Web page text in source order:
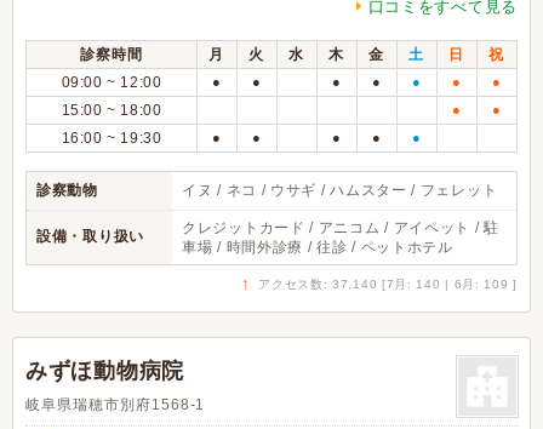
口コミをすべて見る
診察時間 月 火 水 木 金 土 日
祝
09:00 ~ 12:00
● ● ● ● ● ● ●
15:00 ~ 18:00 ● ●
16:00 ~ 19:30 ● ● ● ● ●
診察動物 イヌ / ネコ / ウサギ / ハムスター / フェレット
設備・取り扱い
クレジットカード / アニコム / アイペット / 駐
車場 / 時間外診療 / 往診 / ペットホテル
↑ アクセス数: 37,140 [7月: 140 | 6月: 109 ]
みずほ動物病院
岐阜県瑞穂市別府1568-1